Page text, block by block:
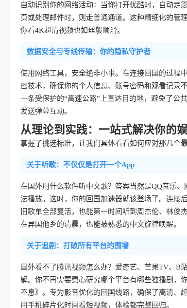
自动识别你的网络活动：当你打开优酷时，自动走
页或处理邮件时，则走普通通道。这种精细化的管
你看4K超清视频也如丝般顺滑。
数据安全与专线传输：你的隐私守护者
使用网络工具，安全绝非小事。在连接回国的过程
密技术，确保你的个人信息、账号密码和观看记录
一条受保护的“高速公路”上直达目的地，避免了公
发送弹幕互动。
从理论到实践：一站式解决你的
掌握了挑选标准，让我们具体看看如何应对那几个
关于听歌：不仅仅是打开一个App
在国外用什么软件听中文歌？答案当然是QQ音乐
法播放。这时，你的回国加速器就该登场了。连接
旧歌单全部复活，也能第一时间听到周杰伦、林
在异国他乡的清晨，也能被熟悉的中文旋律唤醒。
关于追剧：打破所有平台的围墙
国外看不了腾讯视频怎么办？爱奇艺、芒果TV、B
解。你不再需要费心研究哪个平台有哪些独播剧，
不息》。专为影音优化的回国线路，确保了高清、
用手机碎片化时间看短视频，体验都完整回归。